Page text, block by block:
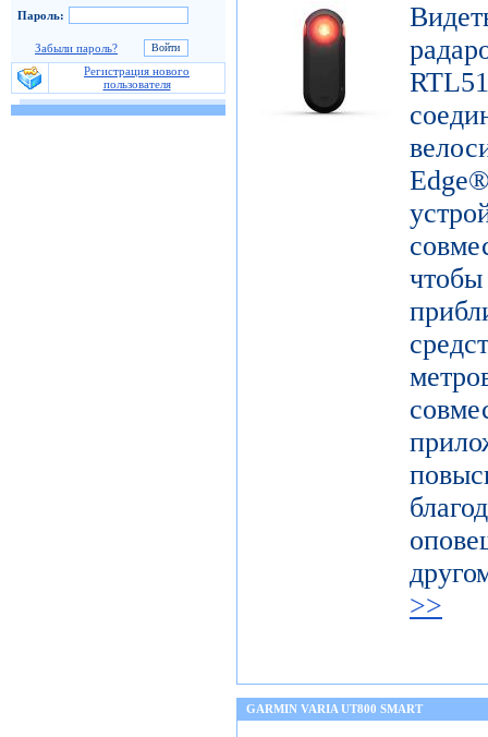
Пароль:
Забыли пароль?
Регистрация нового
пользователя
>>
GARMIN VARIA UT800 SMART